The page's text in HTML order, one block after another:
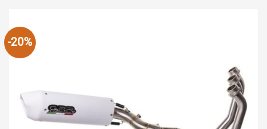
-20%